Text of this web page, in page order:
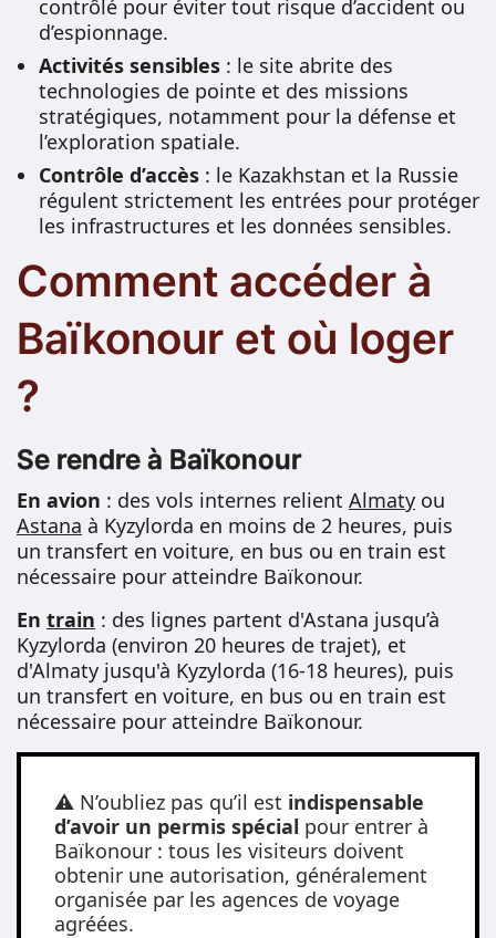
contrôlé pour éviter tout risque d’accident ou
d’espionnage.
Activités sensibles : le site abrite des
technologies de pointe et des missions
stratégiques, notamment pour la défense et
l’exploration spatiale.
Contrôle d’accès : le Kazakhstan et la Russie
régulent strictement les entrées pour protéger
les infrastructures et les données sensibles.
Comment accéder à
Baïkonour et où loger
?
Se rendre à Baïkonour
En avion : des vols internes relient Almaty ou
Astana à Kyzylorda en moins de 2 heures, puis
un transfert en voiture, en bus ou en train est
nécessaire pour atteindre Baïkonour.
En train : des lignes partent d'Astana jusqu’à
Kyzylorda (environ 20 heures de trajet), et
d'Almaty jusqu'à Kyzylorda (16-18 heures), puis
un transfert en voiture, en bus ou en train est
nécessaire pour atteindre Baïkonour.
⚠️ N’oubliez pas qu’il est indispensable
d’avoir un permis spécial pour entrer à
Baïkonour : tous les visiteurs doivent
obtenir une autorisation, généralement
organisée par les agences de voyage
agréées.